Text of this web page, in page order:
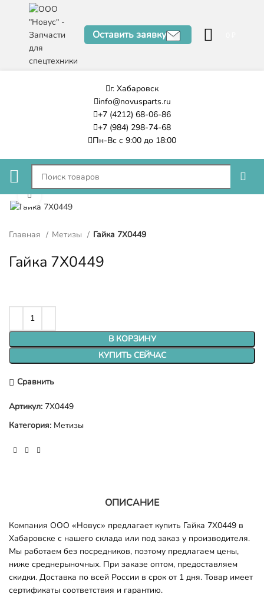
Оставить заявку
г. Хабаровск
info@novusparts.ru
+7 (4212) 68-06-86
+7 (984) 298-74-68
Пн-Вс с 9:00 до 18:00
Нажмите, чтобы увеличить
Главная Метизы Гайка 7X0449
Гайка 7X0449
В КОРЗИНУ
КУПИТЬ СЕЙЧАС
Сравнить
Артикул: 7X0449
Категория: Метизы
ОПИСАНИЕ
Компания ООО «Новус» предлагает купить Гайка 7X0449 в
Хабаровске с нашего склада или под заказ у производителя.
Мы работаем без посредников, поэтому предлагаем цены,
ниже среднерыночных. При заказе оптом, предоставляем
скидки. Доставка по всей России в срок от 1 дня. Товар имеет
сертификаты соответствия и гарантию.